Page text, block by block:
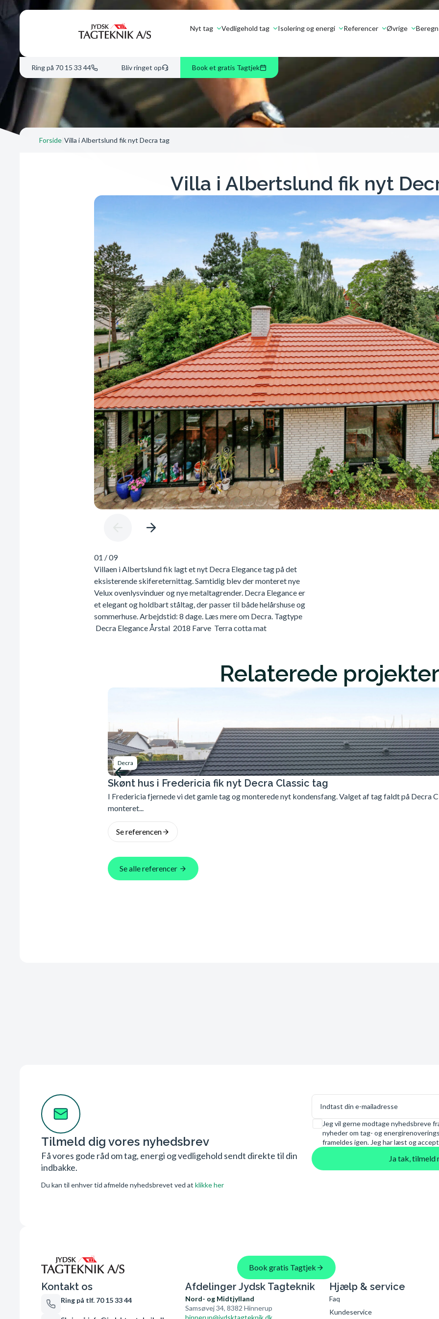
Ring på 70 15 33 44 Bliv ringet op Book et gratis Tagtjek
Nyt tag Vedligehold tag Isolering og energi Referencer Øvrige
Forside Villa i Albertslund fik nyt Decra tag
Villa i Albertslund fik nyt
01 /09
Villaen i Albertslund fik lagt et nyt Decra Elegance tag på det
eksisterende skifereternittag. Samtidig blev der monteret nye
Velux ovenlysvinduer og nye metaltagrender. Decra Elegance er
et elegant og holdbart ståltag, der passer til både helårshuse og
sommerhuse. Arbejdstid: 8 dage. Læs mere om Decra. Tagtype
Decra Elegance Årstal 2018 Farve Terra cotta mat
Relaterede projekter
Decra
Skønt hus i Fredericia fik nyt Decra Classic tag
I Fredericia fjernede vi det gamle tag og monterede nyt kondensfang. Valget af tag faldt på Decra
monteret...
Se referencen
Se alle referencer
Tilmeld dig vores nyhedsbrev
Få vores gode råd om tag, energi og vedligehold sendt direkte til din
indbakke.
Du kan til enhver tid afmelde nyhedsbrevet ved at klikke her
E-mail
Samtykke
Jeg vil gerne modtage nyhedsbreve
nyheder om tag- og
frameldes igen. Jeg har læst og
Ja tak, tilmeld
Book gratis Tagtjek
Kontakt os
Ring på tlf. 70 15 33 44
Afdelinger Jydsk Tagteknik
Nord- og Midtjylland
Samsøvej 34, 8382 Hinnerup
hinnerup@jydsktagteknik.dk
Hjælp & service
Faq
Kundeservice